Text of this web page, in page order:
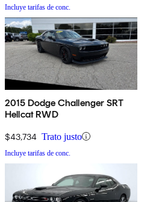
Incluye tarifas de conc.
2015 Dodge Challenger SRT
Hellcat RWD
$43,734 Trato justo
Incluye tarifas de conc.